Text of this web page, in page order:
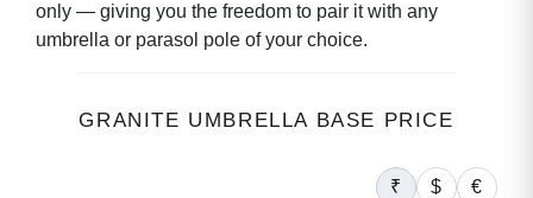
only — giving you the freedom to pair it with any
umbrella or parasol pole of your choice.
GRANITE UMBRELLA BASE PRICE
₹ $ €